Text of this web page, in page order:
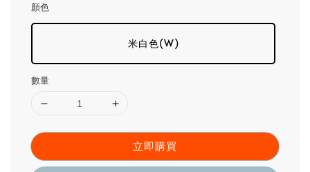
顏色
米白色(W)
數量
立即購買